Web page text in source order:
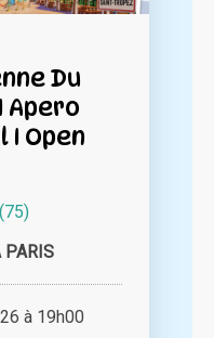
Du
Apero
I Open
PARIS
à 19h00